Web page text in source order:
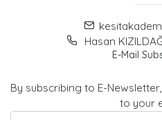
Hasan
E-Mail
By subscribing to E-
to your